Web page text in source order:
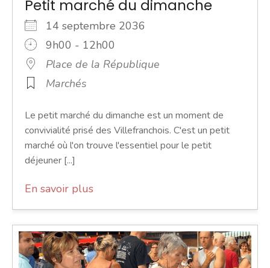
Petit marché du dimanche
14 septembre 2036
9h00 - 12h00
Place de la République
Marchés
Le petit marché du dimanche est un moment de
convivialité prisé des Villefranchois. C'est un petit
marché où l'on trouve l'essentiel pour le petit
déjeuner [...]
En savoir plus